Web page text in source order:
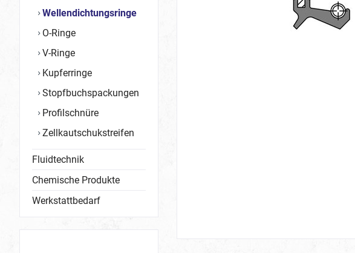
Wellendichtungsringe
O-Ringe
V-Ringe
Kupferringe
Stopfbuchspackungen
Profilschnüre
Zellkautschukstreifen
Fluidtechnik
Chemische Produkte
Werkstattbedarf